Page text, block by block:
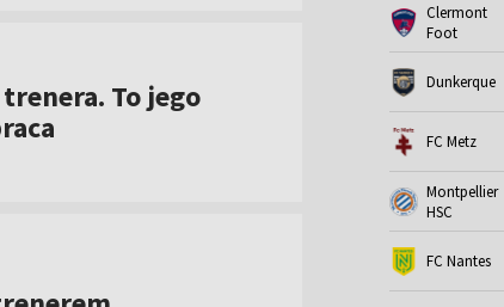
To jego
Clermont
Foot
Dunkerque
FC Metz
Montpellier
HSC
FC Nantes